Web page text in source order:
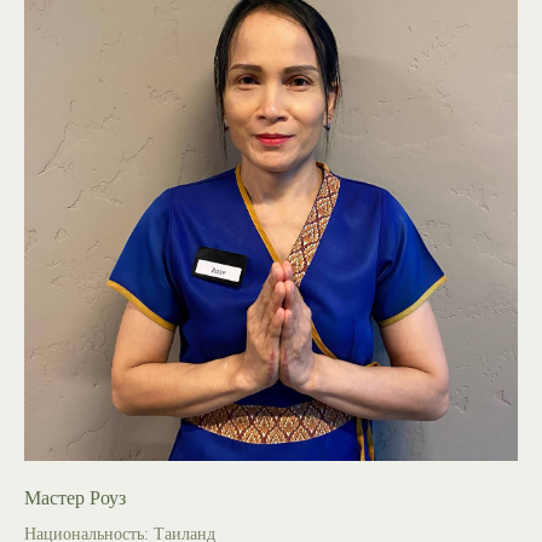
Мастер Роуз
Национальность: Таиланд